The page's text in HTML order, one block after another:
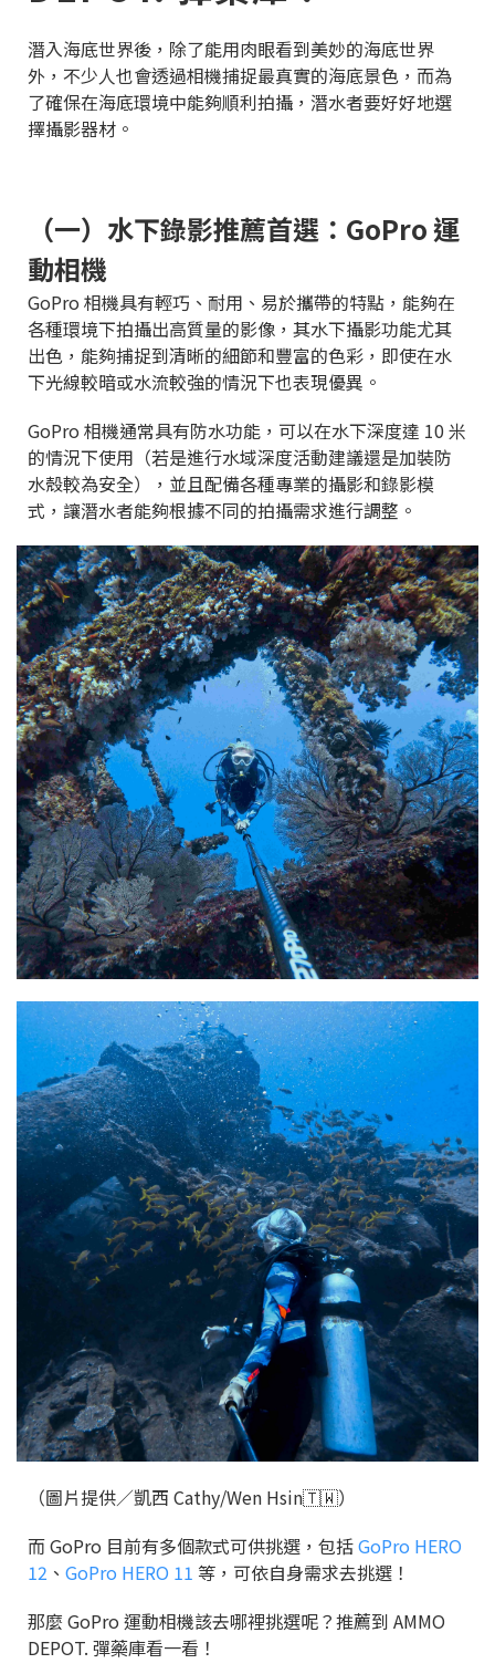
潛入海底世界後，除了能用肉眼看到美妙的海底世界
外，不少人也會透過相機捕捉最真實的海底景色，而為
了確保在海底環境中能夠順利拍攝，潛水者要好好地選
擇攝影器材。
（一）水下錄影推薦首選：GoPro 運
動相機
GoPro 相機具有輕巧、耐用、易於攜帶的特點，能夠在
各種環境下拍攝出高質量的影像，其水下攝影功能尤其
出色，能夠捕捉到清晰的細節和豐富的色彩，即使在水
下光線較暗或水流較強的情況下也表現優異。
GoPro 相機通常具有防水功能，可以在水下深度達 10 米
的情況下使用（若是進行水域深度活動建議還是加裝防
水殼較為安全），並且配備各種專業的攝影和錄影模
式，讓潛水者能夠根據不同的拍攝需求進行調整。
（圖片提供／凱西 Cathy/Wen Hsin🇹🇼）
而 GoPro 目前有多個款式可供挑選，包括GoPro HERO
12 、 GoPro HERO 11 等，可依自身需求去挑選！
那麼 GoPro 運動相機該去哪裡挑選呢？推薦到 AMMO
DEPOT. 彈藥庫看一看！